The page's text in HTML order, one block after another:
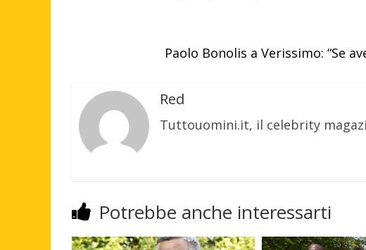
Paolo Bonolis a Verissimo: “Se
Red
Tuttouomini.it, il celebrity
Potrebbe anche interessarti